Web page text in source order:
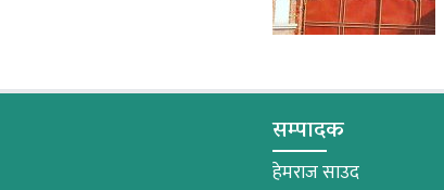
सम्पादक
हेमराज साउद